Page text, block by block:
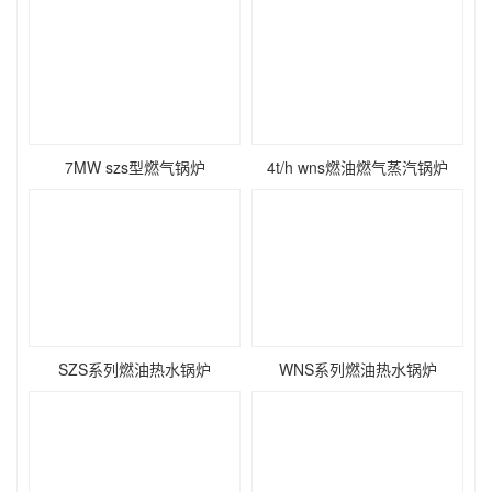
7MW szs型燃气锅炉 4t/h wns燃油燃气蒸汽锅炉
SZS系列燃油热水锅炉 WNS系列燃油热水锅炉